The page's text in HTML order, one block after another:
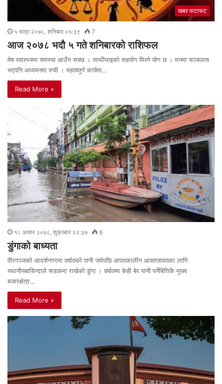
खबर फटाफट
५ भाद्र २०७८, शनिबार ०५:३९ 7
आज २०७८ भदौ ५ गते शनिबारको राशिफल
मेष स्वास्थ्यमा समस्या आउँन सक्छ । साथीभाइको सहयोग मिल्ने योग छ । मनमा चञ्चलता
भएपनि अध्ययनमा रुची । महत्वपूर्ण कार्यमा…
Read More »
१८ असार २०७८, शुक्रबार २२:३७ 6
डुंगाको बाध्यता
वीरगञ्जको आदर्शनगरमा वर्षातको पानी जमेपछि आपतकालीन आवतजावतका लागि
स्थानीयबासिन्दाले सडकमा राखेको डुंगा । वर्षातमा केही बेर पानी पर्नेबित्तिकै मुख्य
बजारक्षेत्र…
Read More »